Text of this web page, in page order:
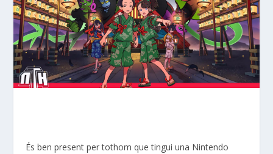
És ben present per tothom que tingui una Nintendo